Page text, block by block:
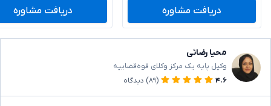
دریافت مشاوره دریافت مشاوره
محیا رضائی
وکیل پایه یک مرکز وکلای قوه‌قضاییه
۴.۶
(۸۹) دیدگاه